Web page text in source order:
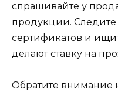
спрашивайте у
продукции. Следите
сертификатов и
делают ставку на
Обратите внимание